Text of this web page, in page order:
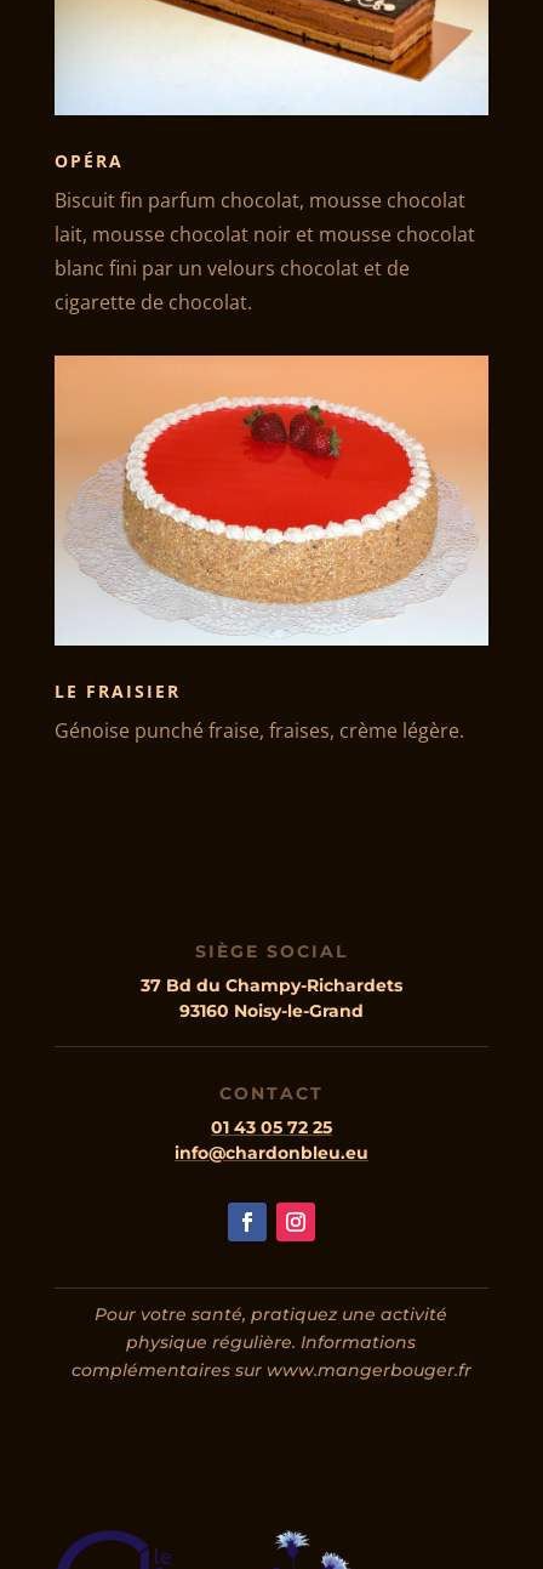
OPÉRA
Biscuit fin parfum chocolat, mousse chocolat
lait, mousse chocolat noir et mousse chocolat
blanc fini par un velours chocolat et de
cigarette de chocolat.
LE FRAISIER
Génoise punché fraise, fraises, crème légère.
SIÈGE SOCIAL
37 Bd du Champy-Richardets
93160 Noisy-le-Grand
CONTACT
01 43 05 72 25
info@chardonbleu.eu
Pour votre santé, pratiquez une activité
physique régulière. Informations
complémentaires sur www.mangerbouger.fr